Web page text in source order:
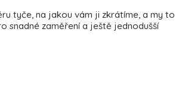
tyče, na jakou vám ji zkrátíme, a my to
snadné zaměření a ještě jednodušší